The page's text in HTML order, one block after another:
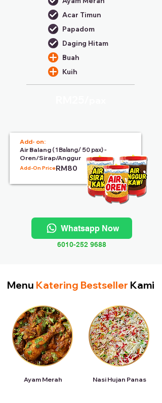
Acar Timun
Papadom
Daging Hitam
Buah
Kuih
Add- on:
Air Balang ( 1 Balang/ 50 pax) -
Oren/Sirap/Anggur
Add-On Price:RM80
Whatsapp Now
6010-252 9688
Menu Katering Bestseller Kami
Ayam Merah Nasi Hujan Panas